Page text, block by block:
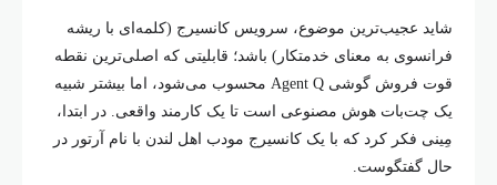
شاید عجیب‌ترین موضوع، سرویس کانسیرج (کلمه‌ای با ریشه
فرانسوی به معنای خدمتکار) باشد؛ قابلیتی که اصلی‌ترین نقطه
قوت فروش گوشی Agent Q محسوب می‌شود، اما بیشتر شبیه
یک چت‌بات هوش مصنوعی است تا یک کارمند واقعی. در ابتدا،
مِینی فکر کرد که با یک کانسیرج مودب اهل لندن با نام آرتور در
حال گفتگوست.